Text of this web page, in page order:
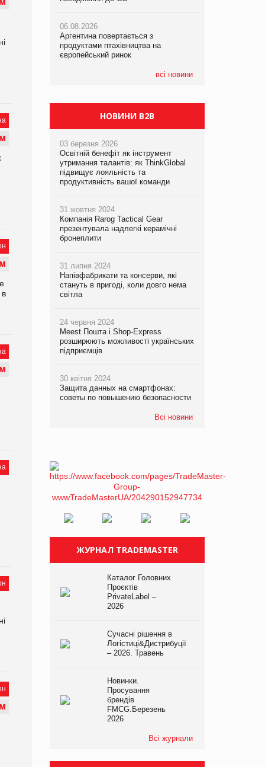
М
М
М
в
М
М
06.08.2026
Аргентина повертається з
продуктами птахівництва на
європейський ринок
всі новини
06.08.2026
Аргентина повертається з
продуктами птахівництва на
європейський ринок
06.08.2026
Аргентина повертається з
продуктами птахівництва на
європейський ринок
НОВИНИ B2B
03 березня 2026
Освітній бенефіт як інструмент
утримання талантів: як ThinkGlobal
підвищує лояльність та
продуктивність вашої команди
31 жовтня 2024
Компанія Rarog Tactical Gear
презентувала надлегкі керамічні
бронеплити
31 липня 2024
Напівфабрикати та консерви, які
стануть в пригоді, коли довго нема
світла
24 червня 2024
Meest Пошта і Shop-Express
розширюють можливості українських
підприємців
30 квітня 2024
Защита данных на смартфонах:
советы по повышению безопасности
Всі новини
ЖУРНАЛ TRADEMASTER
Каталог Головних
Проєктів
PrivateLabel –
2026
Сучасні рішення в
Логістиці&Дистрибуції
– 2026. Травень
Новинки.
Просування
брендів
FMCG.Березень
2026
Всі журнали